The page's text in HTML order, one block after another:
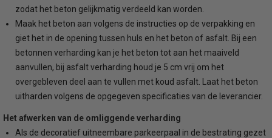
zodat het beton gelijkmatig verdeeld kan worden.
Maak het beton aan volgens de instructies op de verpakking en
giet het in de opening tussen huls en het beton of asfalt. Bij een
betonnen verharding kan je het beton tot aan het maaiveld
aanvullen, bij asfalt verharding houd je 5 cm vrij om het
overgebleven deel aan te vullen met koud asfalt. Laat het beton
uitharden volgens de opgegeven specificaties van de leverancier.
Het afwerken van de omliggende verharding
Als de decoratief uitneembare parkeerpaal in de bestrating gezet